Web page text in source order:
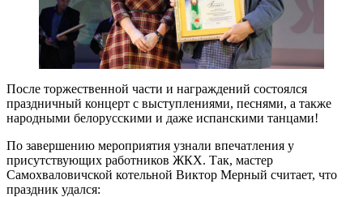
После торжественной части и награждений состоялся
праздничный концерт с выступлениями, песнями, а также
народными белорусскими и даже испанскими танцами!
По завершению мероприятия узнали впечатления у
присутствующих работников ЖКХ. Так, мастер
Самохваловичской котельной Виктор Мерный считает, что
праздник удался: